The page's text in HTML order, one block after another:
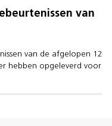
van
van de afgelopen 12
hebben opgeleverd voor